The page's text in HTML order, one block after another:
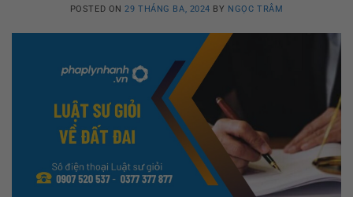
POSTED ON29 THÁNG BA, 2024 BY NGỌC TRÂM